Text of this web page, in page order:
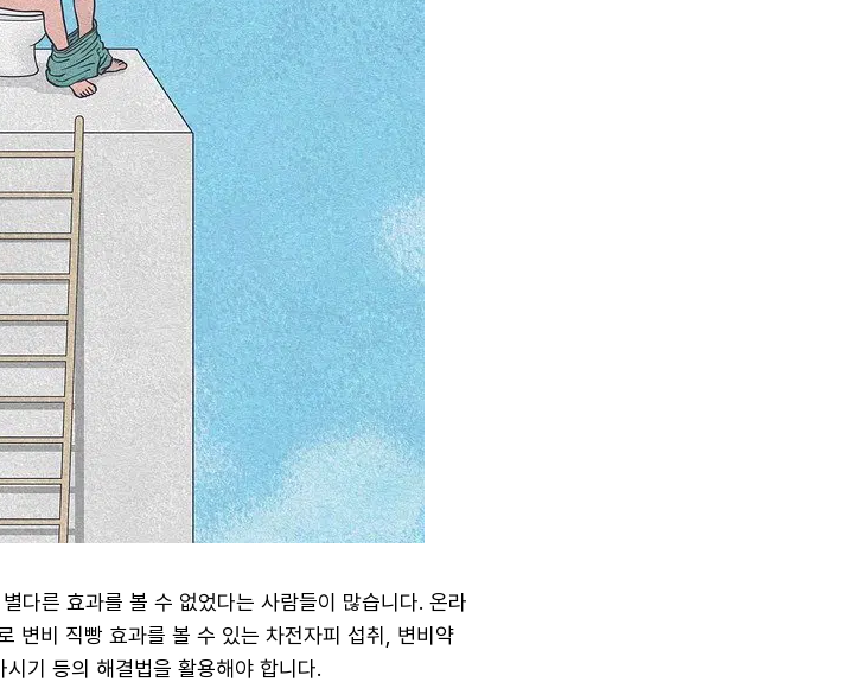
다른 효과를 볼 수 없었다는 사람들이 많습니다. 온라
변비 직빵 효과를 볼 수 있는 차전자피 섭취, 변비약
기 등의 해결법을 활용해야 합니다.